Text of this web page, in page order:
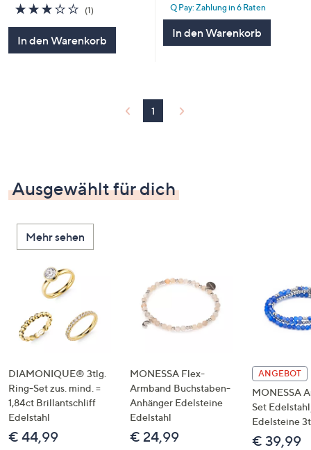
3.0
von
(1)1
In den Warenkorb
Q Pay: Zahlung in 6 Raten
In den Warenkorb
1
Ausgewählt für dich
Mehr sehen
DIAMONIQUE® 3tlg.
Ring-Set zus. mind. =
1,84ct Brillantschliff
Edelstahl
€ 44,99
MONESSA Flex-
Armband Buchstaben-
Anhänger Edelsteine
Edelstahl
€ 24,99
ANGEBOT
MONESSA
Set
Edelsteine
€ 39,99